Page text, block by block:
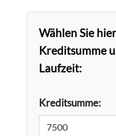
Wählen Sie
Kreditsumme
Laufzeit:
Kreditsumme: